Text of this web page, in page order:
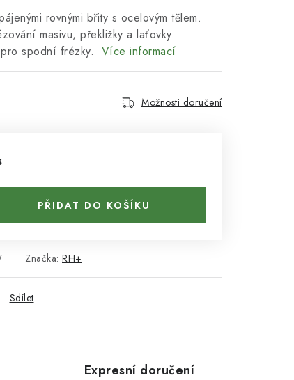
rovnými břity s ocelovým tělem.
masivu, překližky a laťovky.
spodní frézky. Více informací
Možnosti doručení
PŘIDAT DO KOŠÍKU
Značka: RH+
Sdílet
Expresní doručení